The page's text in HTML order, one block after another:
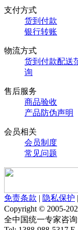
支付方式
货到付款
银行转账
物流方式
货到付款配送
询
售后服务
商品验收
产品防伪声明
会员相关
会员制度
常见问题
免责条款 | 隐私保护 |
Copyright © 2005-
全中国统一专家咨